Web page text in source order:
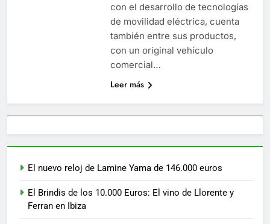
con el desarrollo de tecnologías
de movilidad eléctrica, cuenta
también entre sus productos,
con un original vehículo
comercial…
Leer más
El nuevo reloj de Lamine Yama de 146.000 euros
El Brindis de los 10.000 Euros: El vino de Llorente y
Ferran en Ibiza